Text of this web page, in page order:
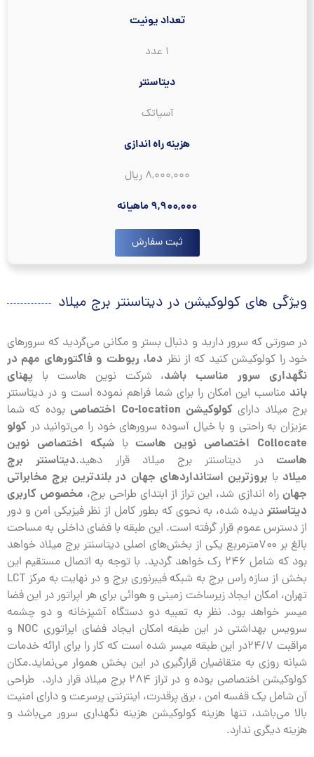
تعداد یونیت
۱ عدد
دیتاسنتر
آسیاتک
هزینه راه اندازی
۸,۰۰۰,۰۰۰ ریال
۹,۹۰۰,۰۰۰ ماهیانه
ثبت سفارش
ویژگی های کولوکیشن در دیتاسنتر برج میلاد
در صورتی که سرور دارید و دنبال بستر و مکانی می‌گردید که سرورهای
خود را کولوکیشن کنید که از نظر دما، ربوطت و فاکتورهای مهم در
نگهداری سرور مناسب باشد، شرکت نوین هاست با پهنای
باند مناسب این امکان را برای شما فراهم نموده است و در دیتاسنتر
برج میلاد دارای کولوکیشن Co-location اختصاصی
بوده که شما
عزیزان به راحتی و با خیال آسوده سرورهای خود را می‌توانید در کولو
Collocate اختصاصی نوین هاست
باشبکه اختصاصی نوین
هاست در دیتاسنتر برج میلاد قرار دهید.دیتاسنتر برج
میلاد با بروز‌ترین استانداردهای جهان در بلندترین برج مخابراتی
جهان راه اندازی شد، این تراز از ابتدای طراحی برج، مخصوص کاربری
دیتاسنتر دیده شده، به نحوی که بطور کامل از نظر فیزیکی امن و دور
از دسترس عموم قرار گرفته است. این طبقه با فضای داخلی به مساحت
بالغ بر ۷۰۰مترمربع یکی از بخش‌های اصلی دیتاسنتر برج میلاد خواهد
بود که شامل ۲۴۶ رک خواهد گردید. با توجه به اتصال مستقیم این
بخش از سازه راس برج به شبکه فیبرنوری برج و در نهایت به مرکز LCT
تهران، امکان ایجاد زیرساخت زمینی و هوائی برای هر اپراتور در این فضا
میسر خواهد بود. نظر به تعبیه دو دستگاه آشپزخانه و دو چشمه
سرویس بهداشتی در این طبقه امکان ایجاد فضای اپراتوری NOC و
مراقبت ۲۴/۷در این طبقه میسر شده است که کار را برای ارائه خدمات
شبانه روزی به متقاضیان قرارگیری در این بخش هموار می‌نماید.مکان
کولوکیشن اختصاصی بوده و در تراز ۲۸۴ برج میلاد قرار دارد. طراحی
آن شامل یک قفسه امن ، برق پرقدرت، اینترنتی پرسرعت و دارای امنیت
بالا می‌باشد، تنها هزینه کولوکیشن هزینه نگهداری سرور می‌باشد و
هزینه دیگری ندارد.